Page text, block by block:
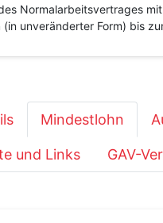
Normalarbeitsvertrages
(in unveränderter Form) bis
Mindestlohn
und Links GAV-